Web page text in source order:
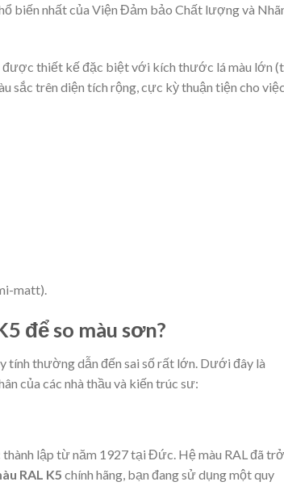
biến nhất của Viện Đảm bảo Chất lượng và
được thiết kế đặc biệt với kích thước lá màu lớn
sắc trên diện tích rộng, cực kỳ thuận tiện cho
matt).
để so màu sơn?
tính thường dẫn đến sai số rất lớn. Dưới đây là
của các nhà thầu và kiến trúc sư:
lập từ năm 1927 tại Đức. Hệ màu RAL đã trở
RAL K5 chính hãng, bạn đang sử dụng một quy